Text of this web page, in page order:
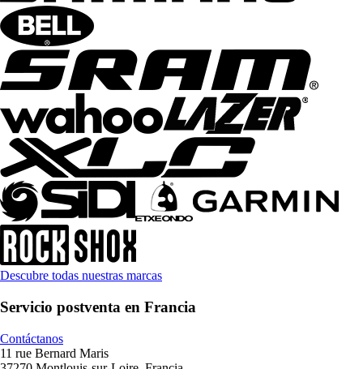
Descubre todas nuestras marcas
Servicio postventa en Francia
Contáctanos
11 rue Bernard Maris